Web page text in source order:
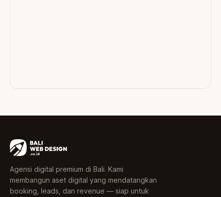
Agensi digital premium di Bali. Kami
membangun aset digital yang mendatangkan
booking, leads, dan revenue — siap untuk